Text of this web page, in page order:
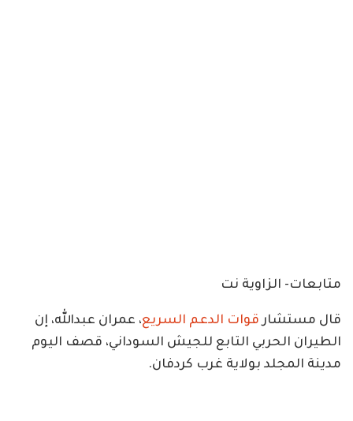
متابعات- الزاوية نت
قال مستشارقوات الدعم السريع، عمران عبدالله، إن
الطيران الحربي التابع للجيش السوداني، قصف اليوم
مدينة المجلد بولاية غرب كردفان.